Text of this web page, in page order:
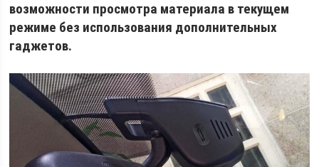
возможности просмотра материала в текущем
режиме без использования дополнительных
гаджетов.